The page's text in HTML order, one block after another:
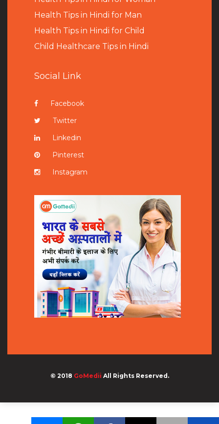
Health Tips in Hindi for Man
Health Tips in Hindi for Child
Child Healthcare Tips in Hindi
Social Link
Facebook
Twitter
Linkedin
Pinterest
Instagram
© 2018 GoMedii All Rights Reserved.